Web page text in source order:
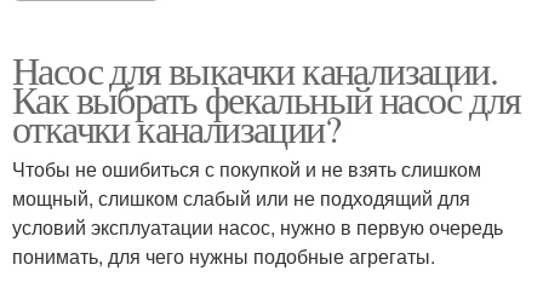
Насос для выкачки канализации.
Как выбрать фекальный насос для
откачки канализации?
Чтобы не ошибиться с покупкой и не взять слишком
мощный, слишком слабый или не подходящий для
условий эксплуатации насос, нужно в первую очередь
понимать, для чего нужны подобные агрегаты.